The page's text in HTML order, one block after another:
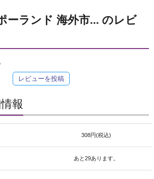
ーランド 海外市... のレビ
レビューを投稿
報
308円(税込)
あと29あります。